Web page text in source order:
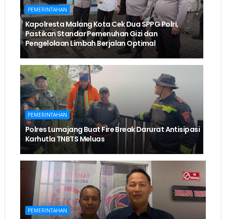
PEMERINTAHAN
Kapolresta Malang Kota Cek Dua SPPG Polri,
Pastikan Standar Pemenuhan Gizi dan
Pengelolaan Limbah Berjalan Optimal
PEMERINTAHAN
Polres Lumajang Buat Fire Break Darurat Antisipasi
Karhutla TNBTS Meluas
PEMERINTAHAN